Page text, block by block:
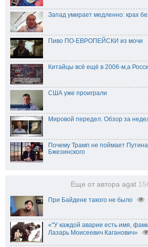
Запад умирает медленно: крах
Пиво ПО-ЕВРОПЕЙСКИ из мочи
Китайцы всё ещё в 2006-м,а
США уже проиграли
Мировой передел. Обзор за
Почему Трамп не поймает
Бжезинского
Еще от автора agat
При Байдене такого не было
«"У каждой аварии есть имя,
Лазарь Моисеевич Каганович»